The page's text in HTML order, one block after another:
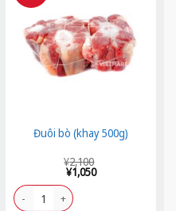
Đuôi bò (khay 500g)
¥2,100
¥2,100.
¥1,050
tại
là:
¥1,050.
Đuôi bò (khay 500g) số lượng